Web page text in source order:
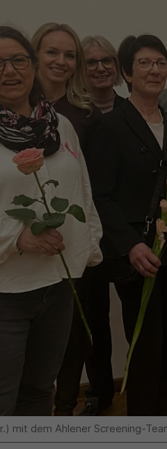
mit dem Ahlener Screening-
Name
Anbieter
Laufzeit